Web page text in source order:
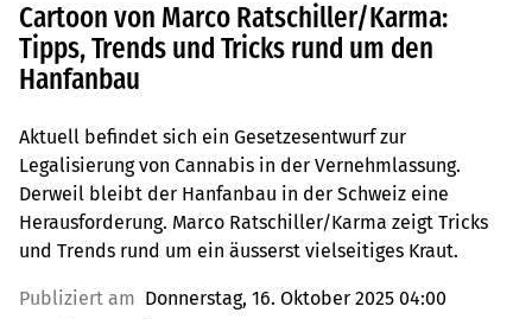
Cartoon von Marco Ratschiller/Karma:
Tipps, Trends und Tricks rund um den
Hanfanbau
Aktuell befindet sich ein Gesetzesentwurf zur
Legalisierung von Cannabis in der Vernehmlassung.
Derweil bleibt der Hanfanbau in der Schweiz eine
Herausforderung. Marco Ratschiller/Karma zeigt Tricks
und Trends rund um ein äusserst vielseitiges Kraut.
Publiziert am Donnerstag, 16. Oktober 2025 04:00